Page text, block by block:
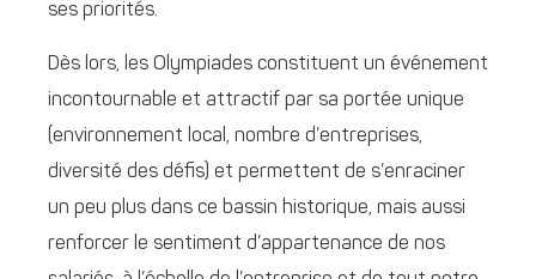
ses priorités.
Dès lors, les Olympiades constituent un événement
incontournable et attractif par sa portée unique
(environnement local, nombre d’entreprises,
diversité des défis) et permettent de s’enraciner
un peu plus dans ce bassin historique, mais aussi
renforcer le sentiment d’appartenance de nos